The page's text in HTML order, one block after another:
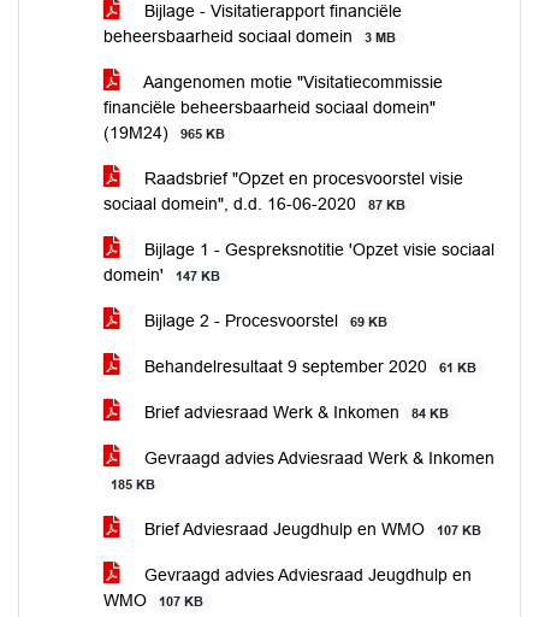
Bijlage - Visitatierapport financiële
beheersbaarheid sociaal domein
3 MB
Aangenomen motie "Visitatiecommissie
financiële beheersbaarheid sociaal domein"
(19M24)
965 KB
Raadsbrief "Opzet en procesvoorstel visie
sociaal domein", d.d. 16-06-2020
87 KB
Bijlage 1 - Gespreksnotitie 'Opzet visie sociaal
domein'
147 KB
Bijlage 2 - Procesvoorstel 69 KB
Behandelresultaat 9 september 2020 61 KB
Brief adviesraad Werk & Inkomen 84 KB
Gevraagd advies Adviesraad Werk & Inkomen
185 KB
Brief Adviesraad Jeugdhulp en WMO 107 KB
Gevraagd advies Adviesraad Jeugdhulp en
WMO
107 KB